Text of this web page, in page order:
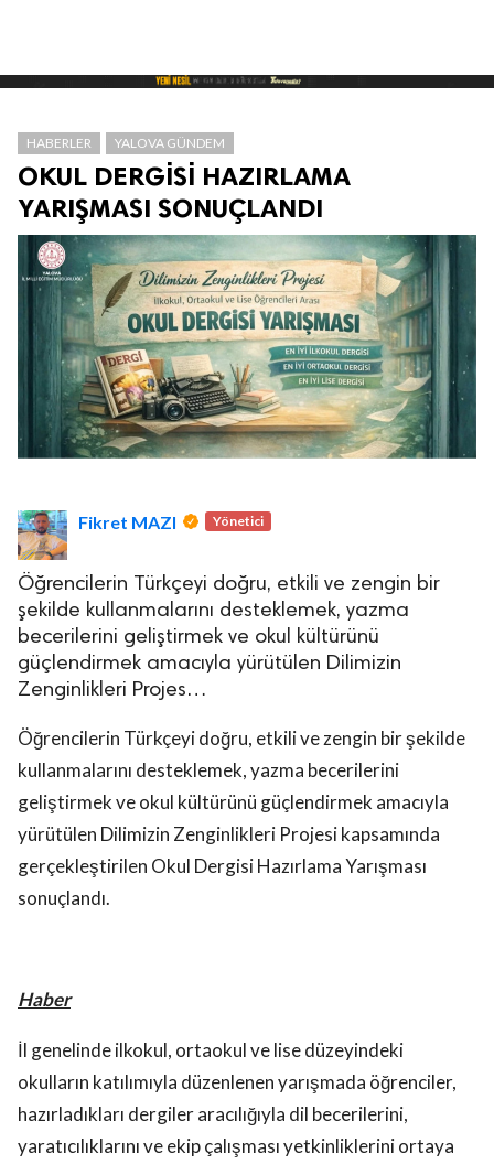
Asayiş
Saklıdır.
HABERLER YALOVA GÜNDEM
OKUL DERGİSİ HAZIRLAMA
YARIŞMASI SONUÇLANDI
Fikret MAZI Yönetici
Öğrencilerin Türkçeyi doğru, etkili ve zengin bir
şekilde kullanmalarını desteklemek, yazma
becerilerini geliştirmek ve okul kültürünü
güçlendirmek amacıyla yürütülen Dilimizin
Zenginlikleri Projes…
Öğrencilerin Türkçeyi doğru, etkili ve zengin bir şekilde
kullanmalarını desteklemek, yazma becerilerini
geliştirmek ve okul kültürünü güçlendirmek amacıyla
yürütülen Dilimizin Zenginlikleri Projesi kapsamında
gerçekleştirilen Okul Dergisi Hazırlama Yarışması
sonuçlandı.
Haber
İl genelinde ilkokul, ortaokul ve lise düzeyindeki
okulların katılımıyla düzenlenen yarışmada öğrenciler,
hazırladıkları dergiler aracılığıyla dil becerilerini,
yaratıcılıklarını ve ekip çalışması yetkinliklerini ortaya